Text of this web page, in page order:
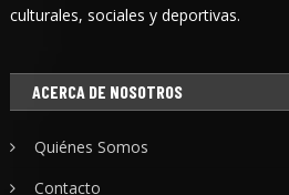
culturales, sociales y deportivas.
ACERCA DE NOSOTROS
Quiénes Somos
Contacto